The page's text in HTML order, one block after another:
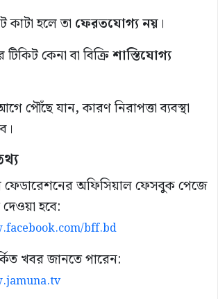
কাটা হলে তা ফেরতযোগ্য নয়।
কেনা বা বিক্রিশাস্তিযোগ্য
পৌঁছে যান, কারণ নিরাপত্তা ব্যবস্থা
ফেডারেশনের অফিসিয়াল ফেসবুক পেজে
হবে:
bff.bd
খবর জানতে পারেন: